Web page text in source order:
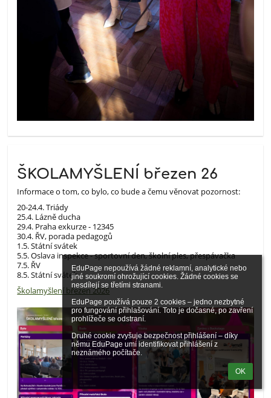
EduPage nepoužívá žádné reklamní, analytické nebo
jiné soukromí ohrožující cookies. Žádné cookies se
nesdílejí se třetími stranami.
EduPage používá pouze 2 cookies – jedno nezbytné
pro fungování přihlašování. Toto je dočasné, po zavření
prohlížeče se odstraní.
Druhé cookie zvyšuje bezpečnost přihlášení – díky
němu EduPage umí identifikovat přihlášení z
neznámého počítače.
OK
ŠKOLAMYŠLENÍ březen 26
Informace o tom, co bylo, co bude a čemu věnovat pozornost:
20-24.4. Triády
25.4. Lázně ducha
29.4. Praha exkurze - 12345
30.4. ŘV, porada pedagogů
1.5. Státní svátek
5.5. Oslava inspekce - sportovní den, školní ples, přespávačka
7.5. ŘV
8.5. Státní svátek
Školamyšlení březen 2026